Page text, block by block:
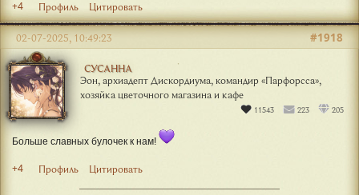
+4 Профиль Цитировать
СУСАННА
Эон, архиадепт Дискордиума, командир «Парфорсса»,
хозяйка цветочного магазина и кафе
11543 223 205
#1918
02-07-2025, 10:49:23
Больше славных булочек к нам!
+4 Профиль Цитировать